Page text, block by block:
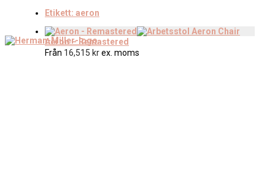
Etikett: aeron
Aeron – Remastered
Från 16,515 krex. moms